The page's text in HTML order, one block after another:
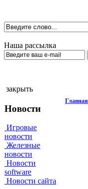
Наша рассылка
закрыть
Новости
Игровые
новости
Железные
новости
Новости
software
Новости сайта
Главная